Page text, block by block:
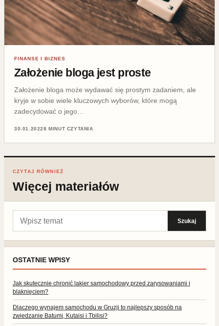
CZYTAJ RÓWNIEŻ
Więcej materiałów
Szukaj:
Szukaj
OSTATNIE WPISY
Jak skutecznie chronić lakier samochodowy przed zarysowaniami i
blaknięciem?
Dlaczego wynajem samochodu w Gruzji to najlepszy sposób na
zwiedzanie Batumi, Kutaisi i Tbilisi?
FINANSE I BIZNES
Założenie bloga jest proste
Założenie bloga może wydawać się prostym zadaniem, ale
kryje w sobie wiele kluczowych wyborów, które mogą
zadecydować o jego…
30.01.20228 MINUT CZYTANIA